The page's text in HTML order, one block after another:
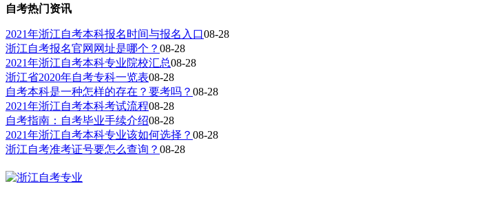
自考热门资讯
2021年浙江自考本科报名时间与报名入口08-28
浙江自考报名官网网址是哪个？ 08-28
2021年浙江自考本科专业院校汇总08-28
浙江省2020年自考专科一览表08-28
自考本科是一种怎样的存在？要考吗？ 08-28
2021年浙江自考本科考试流程08-28
自考指南：自考毕业手续介绍08-28
2021年浙江自考本科专业该如何选择？ 08-28
浙江自考准考证号要怎么查询？ 08-28